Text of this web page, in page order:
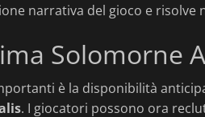
narrativa del gioco e risolve
Solomorne
è la disponibilità
. I giocatori possono ora